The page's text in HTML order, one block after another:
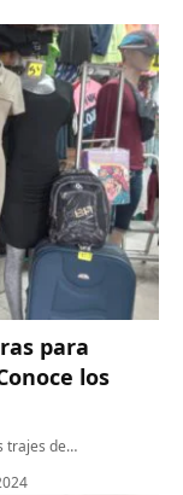
para
los
trajes de…